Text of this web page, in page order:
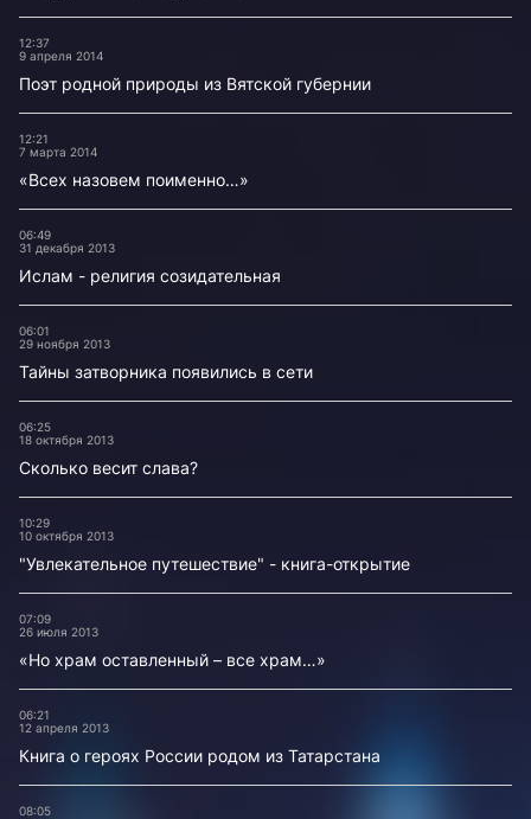
12:37
9 апреля 2014
Поэт родной природы из Вятской губернии
12:21
7 марта 2014
«Всех назовем поименно…»
06:49
31 декабря 2013
Ислам - религия созидательная
06:01
29 ноября 2013
Тайны затворника появились в сети
06:25
18 октября 2013
Сколько весит слава?
10:29
10 октября 2013
"Увлекательное путешествие" - книга-открытие
07:09
26 июля 2013
«Но храм оставленный – все храм…»
06:21
12 апреля 2013
Книга о героях России родом из Татарстана
08:05